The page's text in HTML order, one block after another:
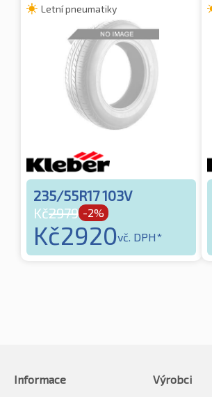
Letní pneumatiky
235/55R17 103V
Kč2979 -2%
Kč2920vč. DPH*
Informace
Výrobci